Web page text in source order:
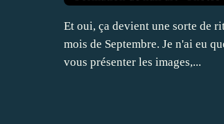
Et oui, ça devient une sorte de
mois de Septembre. Je n'ai eu
vous présenter les images,...